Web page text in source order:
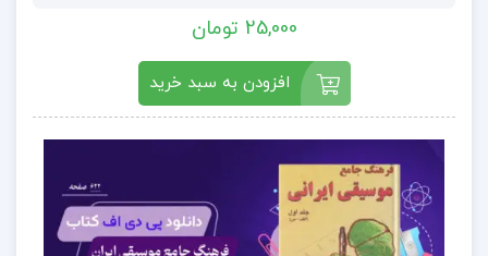
25,000 تومان
افزودن به سبد خرید